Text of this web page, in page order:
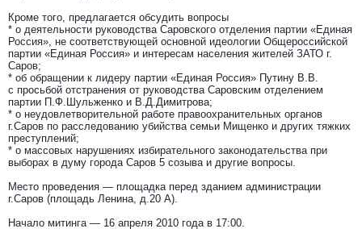
Кроме того, предлагается обсудить вопросы
* о деятельности руководства Саровского отделения партии «Единая
Россия», не соответствующей основной идеологии Общероссийской
партии «Единая Россия» и интересам населения жителей ЗАТО г.
Саров;
* об обращении к лидеру партии «Единая Россия» Путину В.В.
с просьбой отстранения от руководства Саровским отделением
партии П.Ф.Шульженко и В.Д.Димитрова;
* о неудовлетворительной работе правоохранительных органов
г.Саров по расследованию убийства семьи Мищенко и других тяжких
преступлений;
* о массовых нарушениях избирательного законодательства при
выборах в думу города Саров 5 созыва и другие вопросы.
Место проведения — площадка перед зданием администрации
г.Саров (площадь Ленина, д.20 А).
Начало митинга — 16 апреля 2010 года в 17:00.